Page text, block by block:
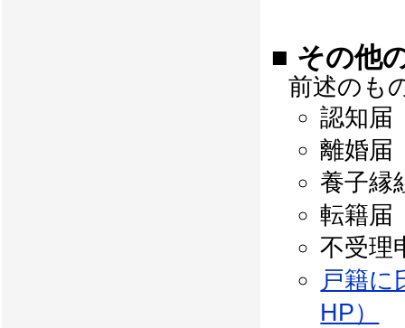
■ その他
前述のも
認知届
離婚届
養子縁
転籍届
不受理
戸籍に
HP）